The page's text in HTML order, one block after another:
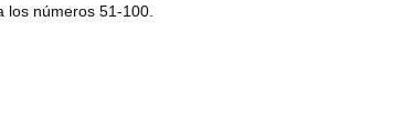
los números 51-100.